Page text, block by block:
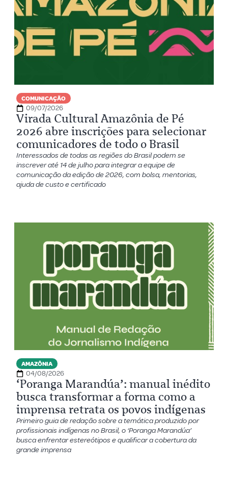
COMUNICAÇÃO
09/07/2026
Virada Cultural Amazônia de Pé
2026 abre inscrições para selecionar
comunicadores de todo o Brasil
Interessados de todas as regiões do Brasil podem se
inscrever até 14 de julho para integrar a equipe de
comunicação da edição de 2026, com bolsa, mentorias,
ajuda de custo e certificado
AMAZÔNIA
04/08/2026
‘Poranga Marandúa’: manual inédito
busca transformar a forma como a
imprensa retrata os povos indígenas
Primeiro guia de redação sobre a temática produzido por
profissionais indígenas no Brasil, o ‘Poranga Marandúa’
busca enfrentar estereótipos e qualificar a cobertura da
grande imprensa